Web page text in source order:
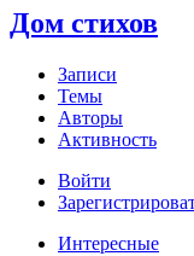
Дом стихов
Записи
Темы
Авторы
Активность
Войти
Интересные